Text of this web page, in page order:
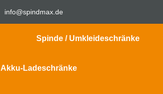
info@spindmax.de
Spinde / Umkleideschränke
Akku-Ladeschränke